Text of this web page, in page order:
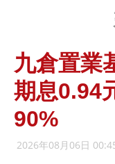
九倉置業
期息0.94
90%
2026年08月06日